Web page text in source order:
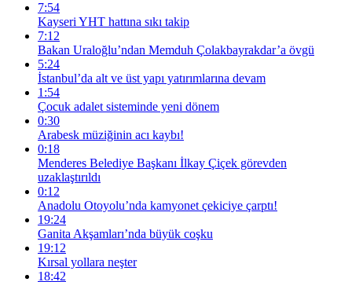
7:54
Kayseri YHT hattına sıkı takip
7:12
Bakan Uraloğlu’ndan Memduh Çolakbayrakdar’a övgü
5:24
İstanbul’da alt ve üst yapı yatırımlarına devam
1:54
Çocuk adalet sisteminde yeni dönem
0:30
Arabesk müziğinin acı kaybı!
0:18
Menderes Belediye Başkanı İlkay Çiçek görevden
uzaklaştırıldı
0:12
Anadolu Otoyolu’nda kamyonet çekiciye çarptı!
19:24
Ganita Akşamları’nda büyük coşku
19:12
Kırsal yollara neşter
18:42